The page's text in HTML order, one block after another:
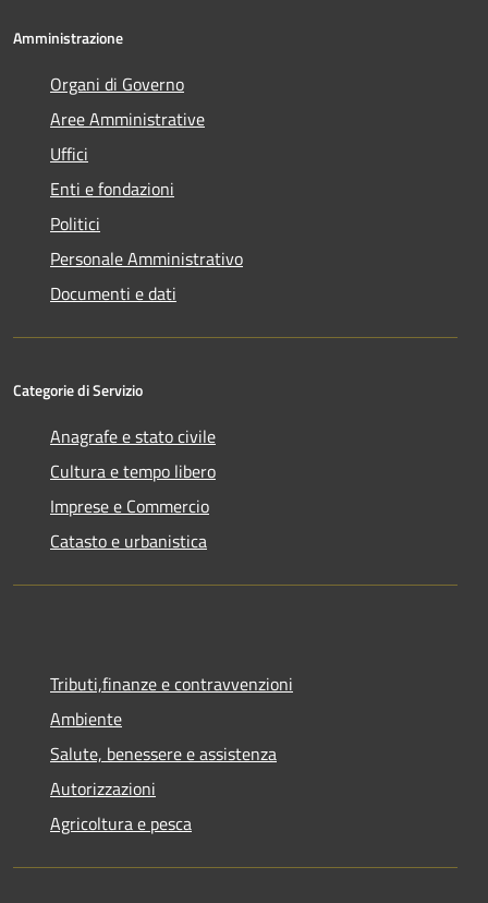
Amministrazione
Organi di Governo
Aree Amministrative
Uffici
Enti e fondazioni
Politici
Personale Amministrativo
Documenti e dati
Categorie di Servizio
Anagrafe e stato civile
Cultura e tempo libero
Imprese e Commercio
Catasto e urbanistica
Tributi,finanze e contravvenzioni
Ambiente
Salute, benessere e assistenza
Autorizzazioni
Agricoltura e pesca